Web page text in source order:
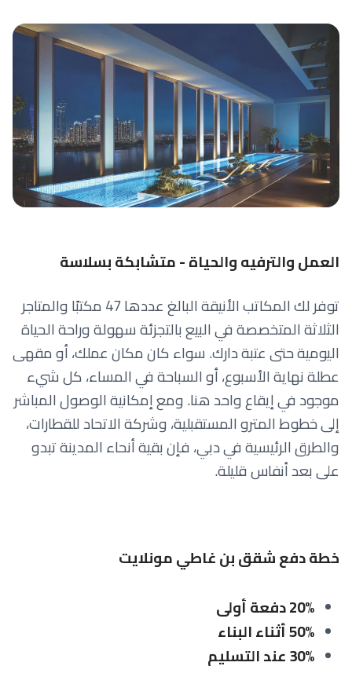
العمل والترفيه والحياة - متشابكة بسلاسة
توفر لك المكاتب الأنيقة البالغ عددها 47 مكتبًا والمتاجر
الثلاثة المتخصصة في البيع بالتجزئة سهولة وراحة الحياة
اليومية حتى عتبة دارك. سواء كان مكان عملك، أو مقهى
عطلة نهاية الأسبوع، أو السباحة في المساء، كل شيء
موجود في إيقاع واحد هنا. ومع إمكانية الوصول المباشر
إلى خطوط المترو المستقبلية، وشركة الاتحاد للقطارات،
والطرق الرئيسية في دبي، فإن بقية أنحاء المدينة تبدو
على بعد أنفاس قليلة.
خطة دفع شقق بن غاطي مونلايت
20%دفعة أولى
50% أثناء البناء
30% عند التسليم